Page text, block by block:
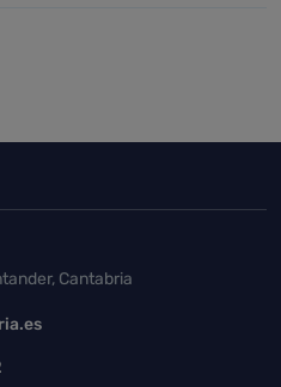
página
Cantabria